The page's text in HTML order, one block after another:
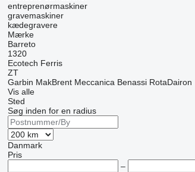
entreprenørmaskiner
gravemaskiner
kædegravere
Mærke
Barreto
1320
Ecotech Ferris
ZT
Garbin MakBrent Meccanica Benassi RotaDairon
Vis alle
Sted
Søg inden for en radius
Danmark
Pris
–